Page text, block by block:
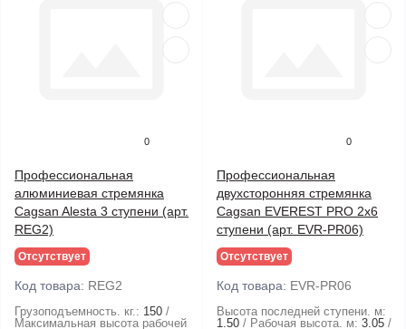
0
Профессиональная
алюминиевая стремянка
Cagsan Alesta 3 ступени (арт.
REG2)
Отсутствует
Код товара: REG2
Грузоподъемность. кг.: 150
Максимальная высота рабочей
0
Профессиональная
двухсторонняя стремянка
Cagsan EVEREST PRO 2х6
ступени (арт. EVR-PR06)
Отсутствует
Код товара: EVR-PR06
Высота последней ступени. м:
1.50
Рабочая высота. м: 3.05